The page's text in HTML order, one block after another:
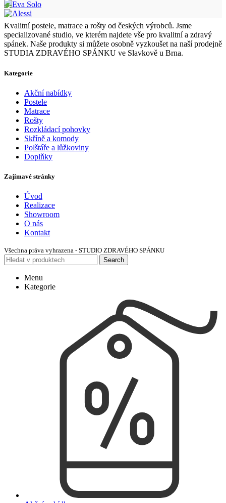
Kvalitní postele, matrace a rošty od českých výrobců. Jsme
specializované studio, ve kterém najdete vše pro kvalitní a zdravý
spánek. Naše produkty si můžete osobně vyzkoušet na naší prodejně
STUDIA ZDRAVÉHO SPÁNKU ve Slavkově u Brna.
Kategorie
Akční nabídky
Postele
Matrace
Rošty
Rozkládací pohovky
Skříně a komody
Polštáře a lůžkoviny
Doplňky
Zajímavé stránky
Úvod
Realizace
Showroom
O nás
Kontakt
Všechna práva vyhrazena - STUDIO ZDRAVÉHO SPÁNKU
Search
Menu
Kategorie